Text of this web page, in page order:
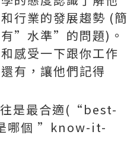
行業的發展趨勢 (簡
”水準”的問題)。
感受一下跟你工作
有，讓他們記得
是最合適(“best-
哪個 ”know-it-